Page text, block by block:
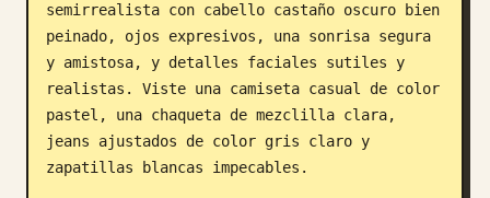
semirrealista con cabello castaño oscuro bien
peinado, ojos expresivos, una sonrisa segura
y amistosa, y detalles faciales sutiles y
realistas. Viste una camiseta casual de color
pastel, una chaqueta de mezclilla clara,
jeans ajustados de color gris claro y
zapatillas blancas impecables.